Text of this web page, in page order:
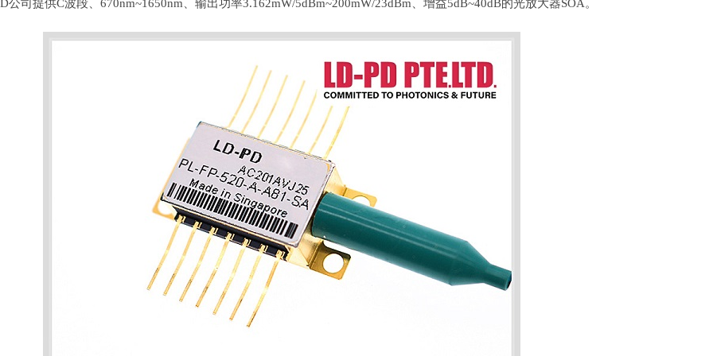
公司提供C波段、670nm~1650nm、输出功率3.162mW/5dBm~200mW/23dBm、增益5dB~40dB的光放大器SOA。